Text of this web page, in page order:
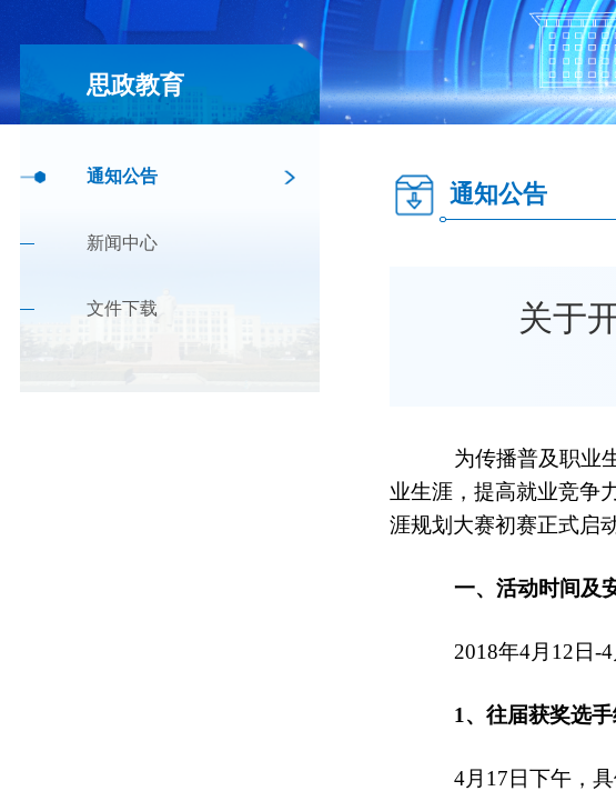
思政教育
通知公告
新闻中心
文件下载
通知公告
关于
为传播普及职业
业生涯，提高就业竞争
涯规划大赛初赛正式启
一、活动时间及
2018年4月12日-4
1、往届获奖选
4月17日下午，具